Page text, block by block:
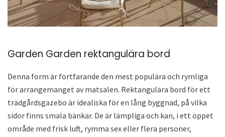
Garden Garden rektangulära bord
Denna form är fortfarande den mest populära och rymliga
för arrangemanget av matsalen. Rektangulära bord för ett
trädgårdsgazebo är idealiska för en lång byggnad, på vilka
sidor finns smala bänkar. De är lämpliga och kan, i ett öppet
område med frisk luft, rymma sex eller flera personer,